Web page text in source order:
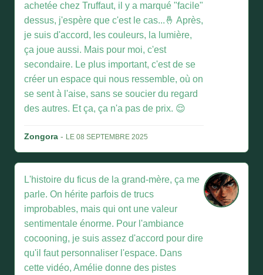
achetée chez Truffaut, il y a marqué "facile"
dessus, j'espère que c'est le cas...🤞 Après,
je suis d'accord, les couleurs, la lumière,
ça joue aussi. Mais pour moi, c'est
secondaire. Le plus important, c'est de se
créer un espace qui nous ressemble, où on
se sent à l'aise, sans se soucier du regard
des autres. Et ça, ça n'a pas de prix. 😌
Zongora - LE 08 SEPTEMBRE 2025
L'histoire du ficus de la grand-mère, ça me
parle. On hérite parfois de trucs
improbables, mais qui ont une valeur
sentimentale énorme. Pour l'ambiance
cocooning, je suis assez d'accord pour dire
qu'il faut personnaliser l'espace. Dans
cette vidéo, Amélie donne des pistes